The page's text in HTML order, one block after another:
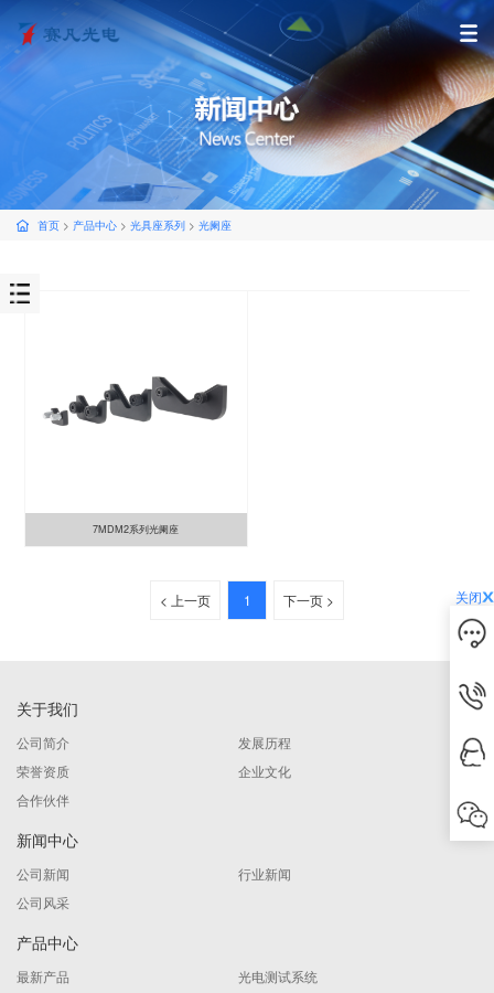
首页 > 产品中心 > 光具座系列 > 光阑座
7MDM2系列光阑座
< 上一页 1 下一页 >
关于我们
公司简介
发展历程
荣誉资质
企业文化
合作伙伴
新闻中心
公司新闻
行业新闻
公司风采
产品中心
最新产品
光电测试系统
关闭